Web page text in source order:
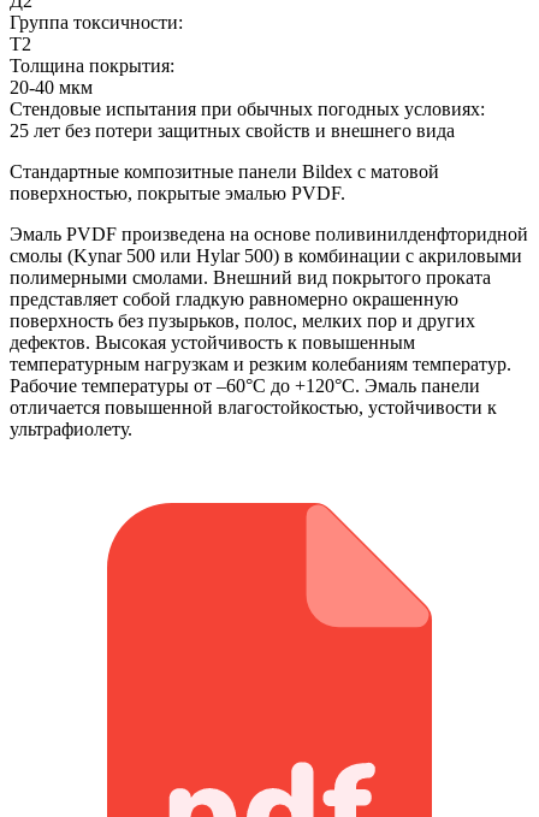
Группа токсичности:
Т2
Толщина покрытия:
20-40 мкм
Стендовые испытания при обычных погодных условиях:
25 лет без потери защитных свойств и внешнего вида
Стандартные композитные панели Bildex с матовой
поверхностью, покрытые эмалью PVDF.
Эмаль PVDF произведена на основе поливинилденфторидной
смолы (Kynar 500 или Hylar 500) в комбинации с акриловыми
полимерными смолами. Внешний вид покрытого проката
представляет собой гладкую равномерно окрашенную
поверхность без пузырьков, полос, мелких пор и других
дефектов. Высокая устойчивость к повышенным
температурным нагрузкам и резким колебаниям температур.
Рабочие температуры от –60°С до +120°С. Эмаль панели
отличается повышенной влагостойкостью, устойчивости к
ультрафиолету.